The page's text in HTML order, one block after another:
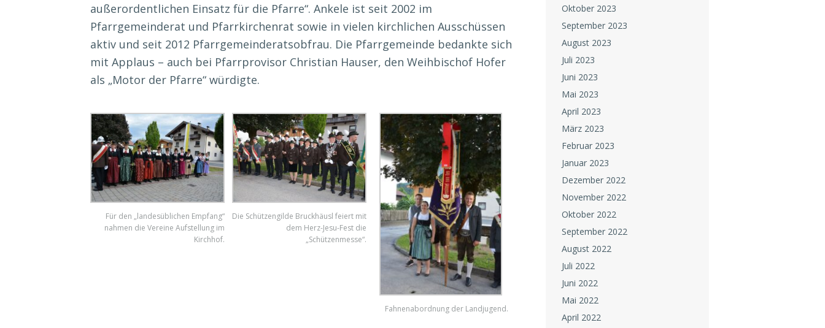
außerordentlichen Einsatz für die Pfarre“. Ankele ist seit 2002 im
Pfarrgemeinderat und Pfarrkirchenrat sowie in vielen kirchlichen Ausschüssen
aktiv und seit 2012 Pfarrgemeinderatsobfrau. Die Pfarrgemeinde bedankte sich
mit Applaus – auch bei Pfarrprovisor Christian Hauser, den Weihbischof Hofer
als „Motor der Pfarre“ würdigte.
Für den „landesüblichen Empfang“
nahmen die Vereine Aufstellung im
Kirchhof.
Die Schützengilde Bruckhäusl feiert mit
dem Herz-Jesu-Fest die
„Schützenmesse“.
Fahnenabordnung der Landjugend.
Oktober 2023
September 2023
August 2023
Juli 2023
Juni 2023
Mai 2023
April 2023
März 2023
Februar 2023
Januar 2023
Dezember 2022
November 2022
Oktober 2022
September 2022
August 2022
Juli 2022
Juni 2022
Mai 2022
April 2022